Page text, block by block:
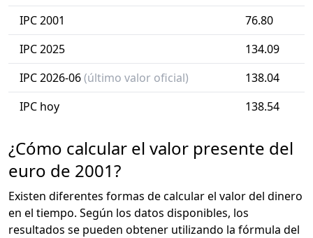
IPC 2001
76.80
IPC 2025
134.09
IPC 2026-06(último valor oficial)
138.04
IPC hoy
138.54
¿Cómo calcular el valor presente del
euro de 2001?
Existen diferentes formas de calcular el valor del dinero
en el tiempo. Según los datos disponibles, los
resultados se pueden obtener utilizando la fórmula del